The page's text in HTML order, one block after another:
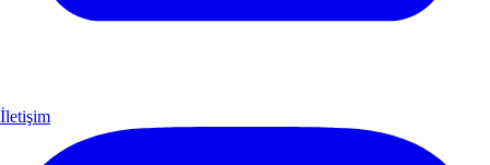
İletişim